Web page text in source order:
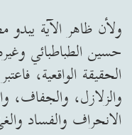
ولأن ظاهر الآية
حسين الطباطبائي
الحقيقة الواقعية،
والزلازل، والجفاف،
الانحراف والفساد